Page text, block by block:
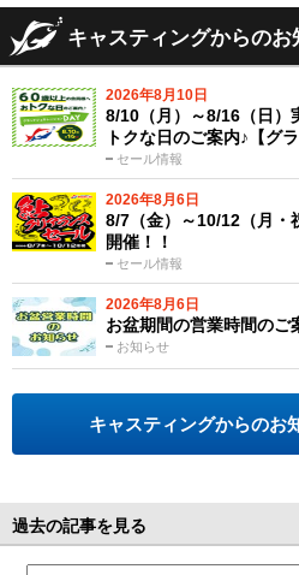
キャスティングからのお
2026年8月10日
セール情報
8/10（月）～8/16（日）
トクな日のご案内♪【グ
2026年8月6日
セール情報
8/7（金）～10/12（月・
開催！！
2026年8月6日
お知らせ
お盆期間の営業時間のご
キャスティングからのお
過去の記事を見る